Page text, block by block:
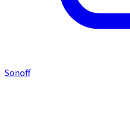
Sonoff